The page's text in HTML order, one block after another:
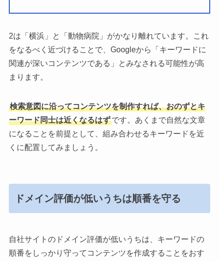
2は「横浜」と「動物病院」がかなり離れています。これ
をなるべく近づけることで、Googleから「キーワードに
関連が深いコンテンツである」とみなされる可能性が高
まります。
検索意図に沿ってコンテンツを制作すれば、おのずとキ
ーワード同士は近くなるはずです。あくまで自然な文章
になることを前提として、組み合わせるキーワードを近
くに配置してみましょう。
ドメイン評価が低いうちは順番を守る
自社サイトのドメイン評価が低いうちは、キーワードの
順番をしっかり守ってコンテンツを作成することをおす